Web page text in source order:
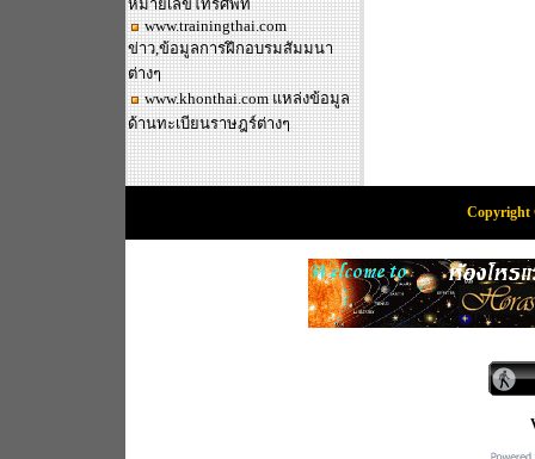
หมายเลขโทรศัพท์
www.trainingthai.com
ข่าว,ข้อมูลการฝึกอบรมสัมมนา
ต่างๆ
www.khonthai.comแหล่งข้อมูล
ด้านทะเบียนราษฎร์ต่างๆ
Copyright